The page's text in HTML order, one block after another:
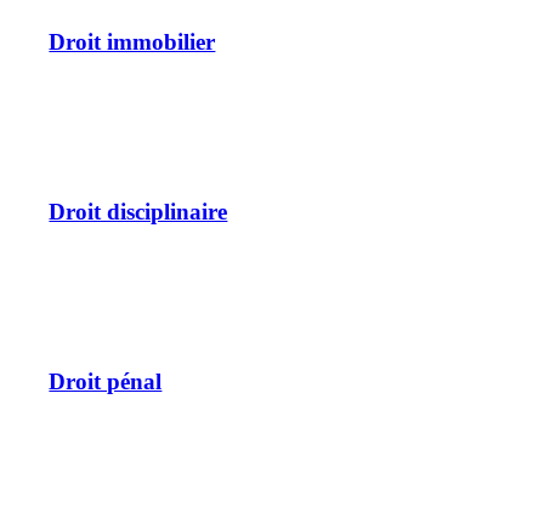
Droit immobilier
Droit disciplinaire
Droit pénal